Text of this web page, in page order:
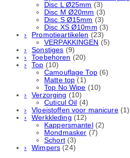
Disc L Ø25mm (3)
Disc M Ø20mm (3)
Disc S Ø15mm (3)
Disc XS Ø10mm (3)
Promotieartikelen (23)
VERPAKKINGEN (5)
Sonstiges (9)
Toebehoren (20)
Top (10)
Camouflage Top (6)
Matte top (1)
Top No Wipe (10)
Verzorging (10)
Cuticul Oil (4)
Vloeistoffen voor manicure (1)
Werkkleding (12)
Kappersmantel (2)
Mondmasker (7)
Schort (3)
Wimpers (24)